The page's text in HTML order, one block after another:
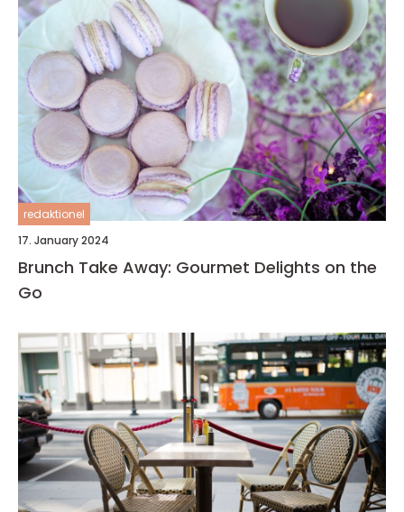
redaktionel
17. January 2024
Brunch Take Away: Gourmet Delights on the
Go